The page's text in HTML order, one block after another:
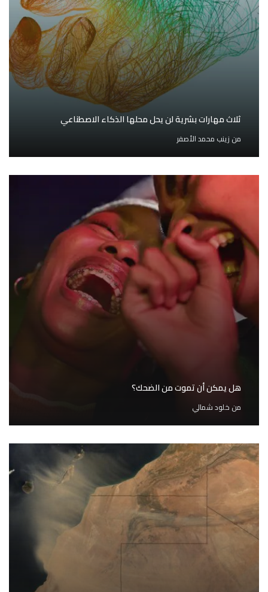
ثلاث مهارات بشرية لن يحل محلها الذكاء الاصطناعي
من زينب محمد الأصفر
هل يمكن أن تموت من الضحك؟
من خلود شمالي